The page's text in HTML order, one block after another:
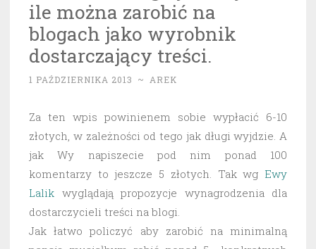
ile można zarobić na
blogach jako wyrobnik
dostarczający treści.
1 PAŹDZIERNIKA 2013 ~ AREK
Za ten wpis powinienem sobie wypłacić 6-10
złotych, w zależności od tego jak długi wyjdzie. A
jak Wy napiszecie pod nim ponad 100
komentarzy to jeszcze 5 złotych. Tak wg Ewy
Lalik wyglądają propozycje wynagrodzenia dla
dostarczycieli treści na blogi.
Jak łatwo policzyć aby zarobić na minimalną